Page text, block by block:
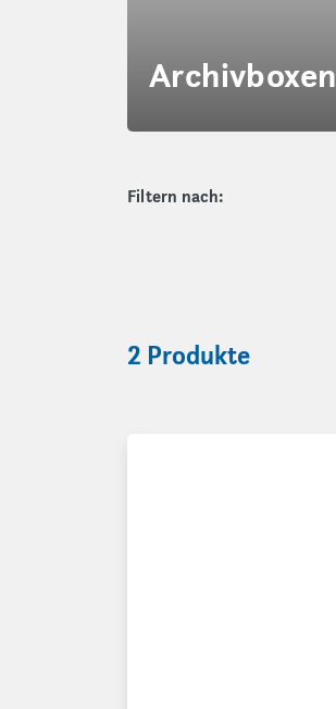
Archivboxen
Filtern nach:
2 Produkte